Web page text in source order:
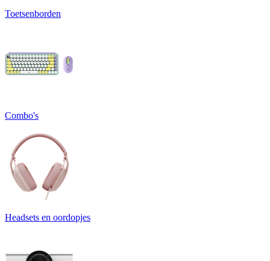
Toetsenborden
Combo's
Headsets en oordopjes